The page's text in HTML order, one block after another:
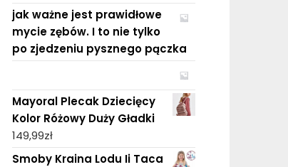
jak ważne jest prawidłowe
mycie zębów. I to nie tylko
po zjedzeniu pysznego pączka
Mayoral Plecak Dziecięcy
Kolor Różowy Duży Gładki
149,99zł
Smoby Kraina Lodu Ii Taca